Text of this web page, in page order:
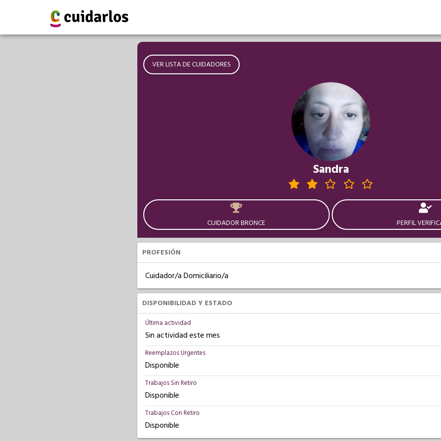
VER LISTA DE CUIDADORES
Sandra
CUIDADOR BRONCE PERFIL
PROFESIÓN
Cuidador/a Domiciliario/a
DISPONIBILIDAD Y ESTADO
Última actividad
Sin actividad este mes
Reemplazos Urgentes
Disponible
Trabajos Sin Retiro
Disponible
Trabajos Con Retiro
Disponible